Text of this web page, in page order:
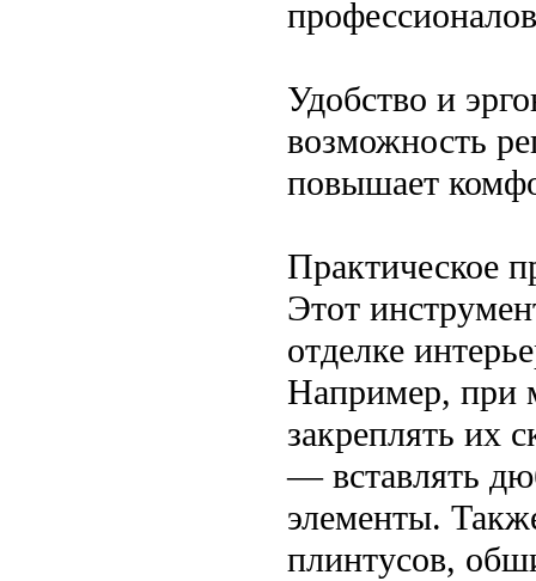
Удобство и
возможность
повышает
Практическое
Этот
отделке
Например, при
закреплять их
— вставлять
элементы.
плинтусов,